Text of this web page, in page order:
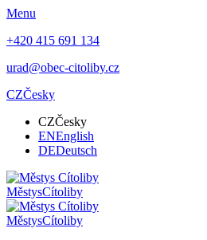
Menu
+420 415 691 134
urad@obec-citoliby.cz
CZČesky
CZČesky
ENEnglish
DEDeutsch
MěstysCítoliby
MěstysCítoliby